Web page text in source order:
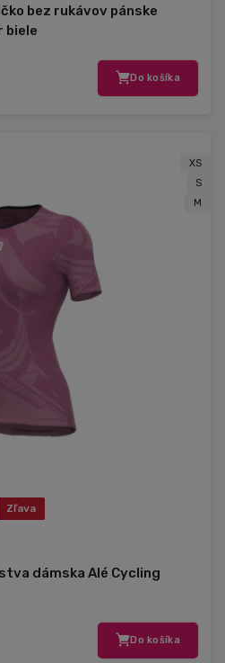
bez rukávov pánske
biele
Do košíka
XS
S
M
Zľava
dámska Alé Cycling
Do košíka